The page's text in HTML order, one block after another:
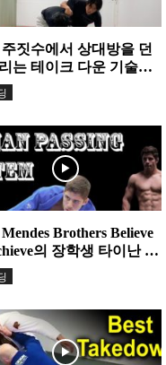
짓수에서 상대방을 던
는 테이크 다운 기술
Brothers Believe
의 장학생 타이난 달
가드패스 시스템...